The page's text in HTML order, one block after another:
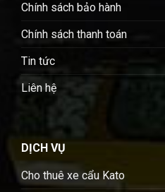
Chính sách bảo hành
Chính sách thanh toán
Tin tức
Liên hệ
DỊCH VỤ
Cho thuê xe cẩu Kato